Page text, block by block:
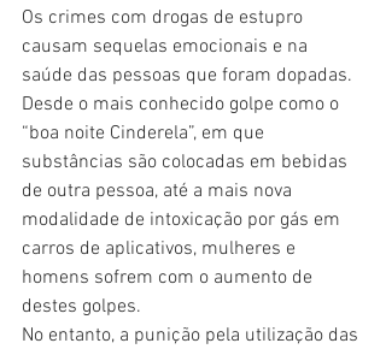
Os crimes com drogas de estupro
causam sequelas emocionais e na
saúde das pessoas que foram dopadas.
Desde o mais conhecido golpe como o
“boa noite Cinderela”, em que
substâncias são colocadas em bebidas
de outra pessoa, até a mais nova
modalidade de intoxicação por gás em
carros de aplicativos, mulheres e
homens sofrem com o aumento de
destes golpes.
No entanto, a punição pela utilização das